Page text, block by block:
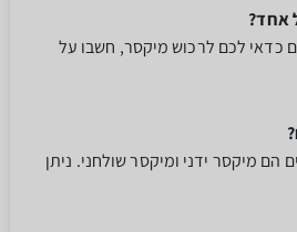
אחד?
כדאי לכם לרכוש מיקסר, חשבו על
הם מיקסר ידני ומיקסר שולחני. ניתן